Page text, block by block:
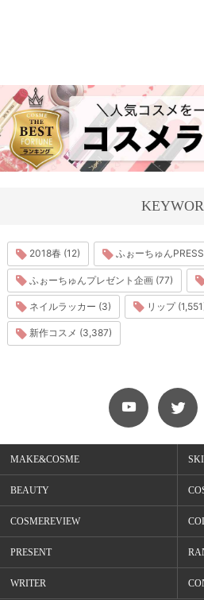
2018春 (12) ふぉーちゅん
ふぉーちゅんプレゼント企画 (77)
ネイルラッカー (3) リップ
新作コスメ (3,387)
MAKE&COSME
BEAUTY
COSMEREVIEW
PRESENT
WRITER